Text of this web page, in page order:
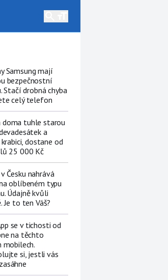
Samsung mají
bezpečnostní
Stačí drobná chyba
celý telefon
doma tuhle starou
a
dostane od
25 000 Kč
Česku nahrává
oblíbeném typu
Údajně kvůli
Je to ten Váš?
se v tichosti od
na těchto
mobilech.
si, jestli vás